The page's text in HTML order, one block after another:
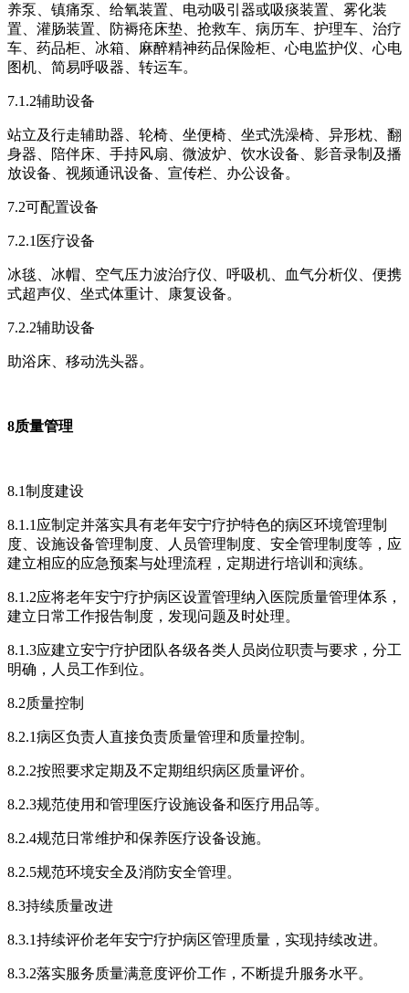
养泵、镇痛泵、给氧装置、电动吸引器或吸痰装置、雾化装
置、灌肠装置、防褥疮床垫、抢救车、病历车、护理车、治疗
车、药品柜、冰箱、麻醉精神药品保险柜、心电监护仪、心电
图机、简易呼吸器、转运车。
7.1.2辅助设备
站立及行走辅助器、轮椅、坐便椅、坐式洗澡椅、异形枕、翻
身器、陪伴床、手持风扇、微波炉、饮水设备、影音录制及播
放设备、视频通讯设备、宣传栏、办公设备。
7.2可配置设备
7.2.1医疗设备
冰毯、冰帽、空气压力波治疗仪、呼吸机、血气分析仪、便携
式超声仪、坐式体重计、康复设备。
7.2.2辅助设备
助浴床、移动洗头器。
8质量管理
8.1制度建设
8.1.1应制定并落实具有老年安宁疗护特色的病区环境管理制
度、设施设备管理制度、人员管理制度、安全管理制度等，应
建立相应的应急预案与处理流程，定期进行培训和演练。
8.1.2应将老年安宁疗护病区设置管理纳入医院质量管理体系，
建立日常工作报告制度，发现问题及时处理。
8.1.3应建立安宁疗护团队各级各类人员岗位职责与要求，分工
明确，人员工作到位。
8.2质量控制
8.2.1病区负责人直接负责质量管理和质量控制。
8.2.2按照要求定期及不定期组织病区质量评价。
8.2.3规范使用和管理医疗设施设备和医疗用品等。
8.2.4规范日常维护和保养医疗设备设施。
8.2.5规范环境安全及消防安全管理。
8.3持续质量改进
8.3.1持续评价老年安宁疗护病区管理质量，实现持续改进。
8.3.2落实服务质量满意度评价工作，不断提升服务水平。